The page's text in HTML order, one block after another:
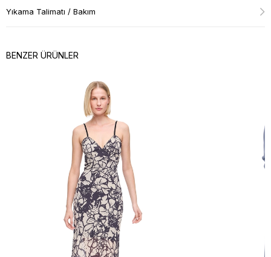
Yıkama Talimatı / Bakım
BENZER ÜRÜNLER